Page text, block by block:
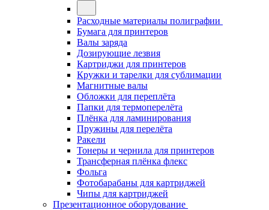
Расходные материалы полиграфии
Бумага для принтеров
Валы заряда
Дозирующие лезвия
Картриджи для принтеров
Кружки и тарелки для сублимации
Магнитные валы
Обложки для переплёта
Папки для термоперелёта
Плёнка для ламинирования
Пружины для перелёта
Ракели
Тонеры и чернила для принтеров
Трансферная плёнка флекс
Фольга
Фотобарабаны для картриджей
Чипы для картриджей
Презентационное оборудование